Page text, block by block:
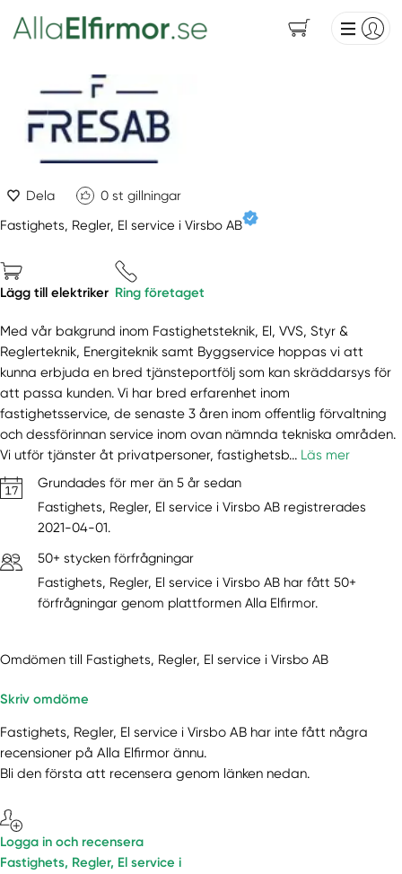
Dela 0 st gillningar
Fastighets, Regler, El service i Virsbo AB
Lägg till elektriker Ring företaget
Med vår bakgrund inom Fastighetsteknik, El, VVS, Styr &
Reglerteknik, Energiteknik samt Byggservice hoppas vi att
kunna erbjuda en bred tjänsteportfölj som kan skräddarsys för
att passa kunden. Vi har bred erfarenhet inom
fastighetsservice, de senaste 3 åren inom offentlig förvaltning
och dessförinnan service inom ovan nämnda tekniska områden.
Vi utför tjänster åt privatpersoner, fastighetsb... Läs mer
Grundades för mer än 5 år sedan
Fastighets, Regler, El service i Virsbo AB registrerades
2021-04-01.
50+ stycken förfrågningar
Fastighets, Regler, El service i Virsbo AB har fått 50+
förfrågningar genom plattformen Alla Elfirmor.
Omdömen till Fastighets, Regler, El service i Virsbo AB
Skriv omdöme
Fastighets, Regler, El service i Virsbo AB har inte fått några
recensioner på Alla Elfirmor ännu.
Bli den första att recensera genom länken nedan.
Logga in och recensera
Fastighets, Regler, El service i